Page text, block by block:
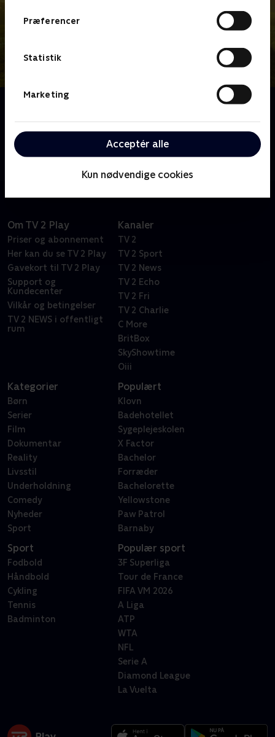
Præferencer
Statistik
Marketing
Acceptér alle
Kun nødvendige cookies
jagten på den eneste ene. Vil de finde kærligheden?
Følg med, når romantikken blomstrer, og håbet
Om TV 2 Play
Priser og abonnement
Her kan du se TV 2 Play
Gavekort til TV 2 Play
Support og
Kundecenter
Vilkår og betingelser
TV 2 NEWS i offentligt
rum
Kanaler
TV 2
TV 2 Sport
TV 2 News
TV 2 Echo
TV 2 Fri
TV 2 Charlie
C More
BritBox
SkyShowtime
Oiii
Kategorier
Børn
Serier
Film
Dokumentar
Reality
Livsstil
Underholdning
Comedy
Nyheder
Sport
Populært
Klovn
Badehotellet
Sygeplejeskolen
X Factor
Bachelor
Forræder
Bachelorette
Yellowstone
Paw Patrol
Barnaby
Sport
Fodbold
Håndbold
Cykling
Tennis
Badminton
Populær sport
3F Superliga
Tour de France
FIFA VM 2026
A Liga
ATP
WTA
NFL
Serie A
Diamond League
La Vuelta